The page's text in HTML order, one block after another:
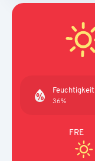
Feuchtigkeit
36%
FRE